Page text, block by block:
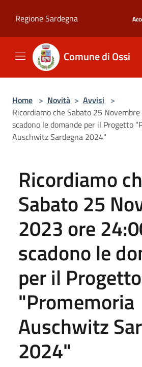
Regione Sardegna
Comune di Ossi
Home > Novità > Avvisi >
Ricordiamo che Sabato 25
scadono le domande per il Progetto
Auschwitz Sardegna 2024"
Ricordiamo
Sabato 25
2023 ore
scadono le
per il Progetto
"Promemoria
Auschwitz
2024"